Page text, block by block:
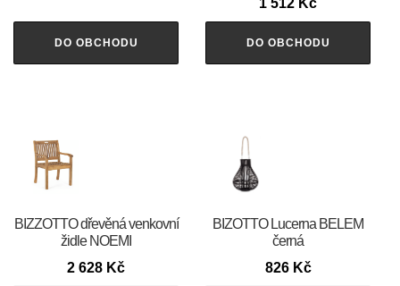
DO OBCHODU
1 512 Kč
DO OBCHODU
BIZZOTTO dřevěná venkovní
židle NOEMI
2 628 Kč
BIZOTTO Lucerna BELEM
černá
826 Kč